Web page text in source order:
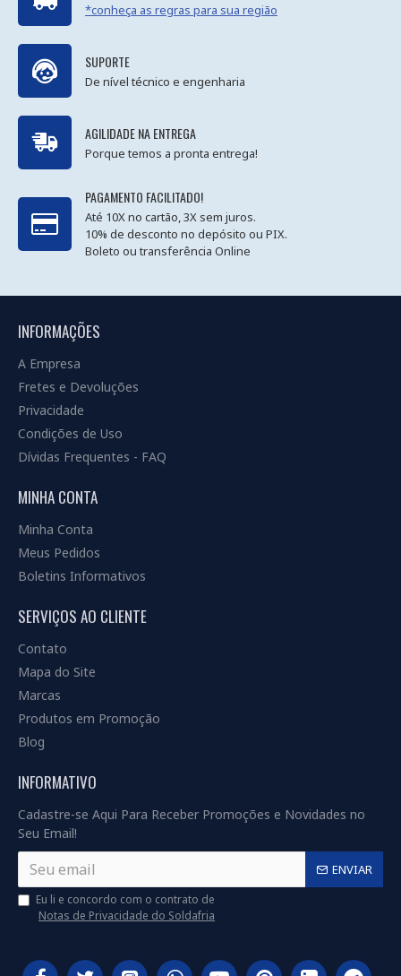
*conheça as regras para sua região
SUPORTE
De nível técnico e engenharia
AGILIDADE NA ENTREGA
Porque temos a pronta entrega!
PAGAMENTO FACILITADO!
Até 10X no cartão, 3X sem juros.
10% de desconto no depósito ou PIX.
Boleto ou transferência Online
INFORMAÇÕES
A Empresa
Fretes e Devoluções
Privacidade
Condições de Uso
Dívidas Frequentes - FAQ
MINHA CONTA
Minha Conta
Meus Pedidos
Boletins Informativos
SERVIÇOS AO CLIENTE
Contato
Mapa do Site
Marcas
Produtos em Promoção
Blog
INFORMATIVO
Cadastre-se Aqui Para Receber Promoções e Novidades no
Seu Email!
ENVIAR
Eu li e concordo com o contrato de
Notas de Privacidade do Soldafria